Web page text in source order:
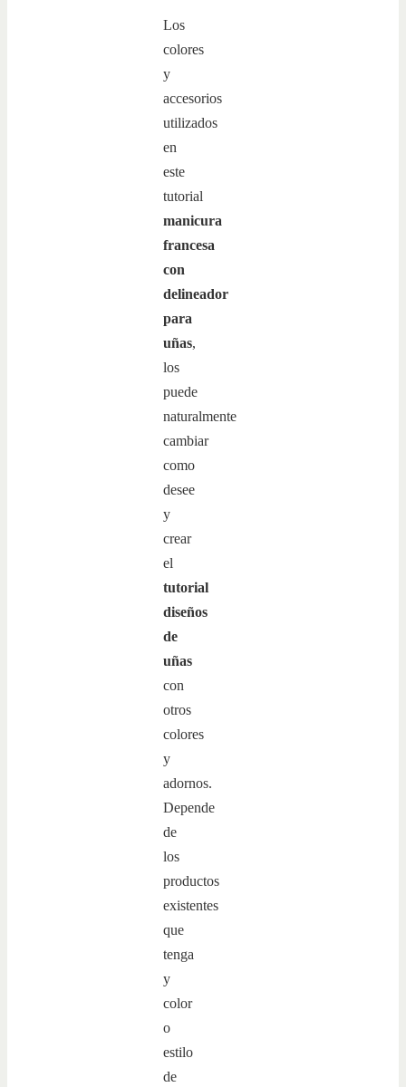
Los
colores
y
accesorios
utilizados
en
este
tutorial
manicura
francesa
con
delineador
para
uñas,
los
puede
naturalmente
cambiar
como
desee
y
crear
el
tutorial
diseños
de
uñas
con
otros
colores
y
adornos.
Depende
de
los
productos
existentes
que
tenga
y
color
o
estilo
de